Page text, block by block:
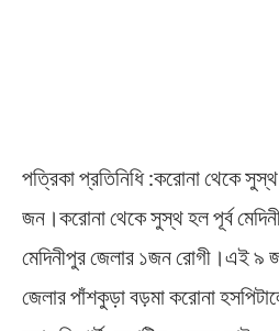
পত্রিকা প্রতিনিধি :করোনা থেকে
জন।করোনা থেকে সুস্থ হল পূর্ব
মেদিনীপুর জেলার ১জন রোগী।এই ৯
জেলার পাঁশকুড়া বড়মা করোনা